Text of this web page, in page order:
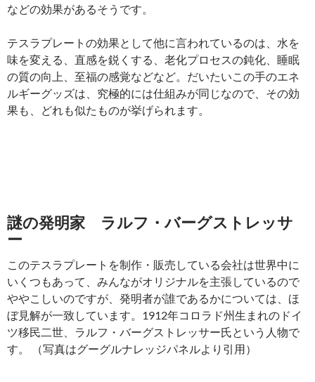
などの効果があるそうです。
テスラプレートの効果として他に言われているのは、水を
味を変える、直感を鋭くする、老化プロセスの鈍化、睡眠
の質の向上、至福の感覚などなど。だいたいこの手のエネ
ルギーグッズは、究極的には仕組みが同じなので、その効
果も、どれも似たものが挙げられます。
謎の発明家 ラルフ・バーグストレッサ
ー
このテスラプレートを制作・販売している会社は世界中に
いくつもあって、みんながオリジナルを主張しているので
ややこしいのですが、発明者が誰であるかについては、ほ
ぼ見解が一致しています。1912年コロラド州生まれのドイ
ツ移民二世、ラルフ・バーグストレッサー氏という人物で
す。 （写真はグーグルナレッジパネルより引用）